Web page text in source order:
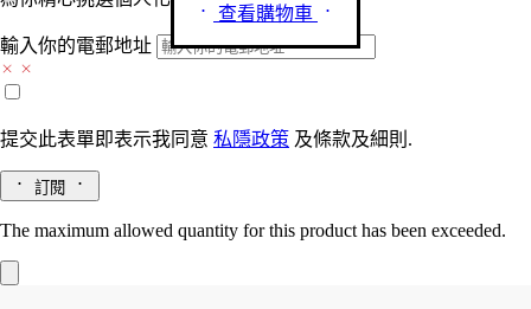
查看購物車
輸入你的電郵地址
提交此表單即表示我同意 私隱政策 及條款及細則.
訂閱
The maximum allowed quantity for this product has been exceeded.